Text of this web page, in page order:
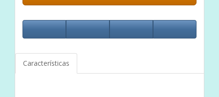
Características